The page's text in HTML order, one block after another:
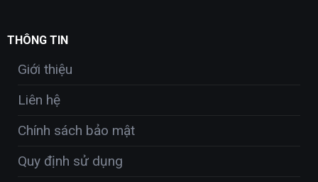
THÔNG TIN
Giới thiệu
Liên hệ
Chính sách bảo mật
Quy định sử dụng